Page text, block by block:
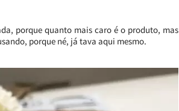
porque quanto mais caro é o produto, mas
porque né, já tava aqui mesmo.